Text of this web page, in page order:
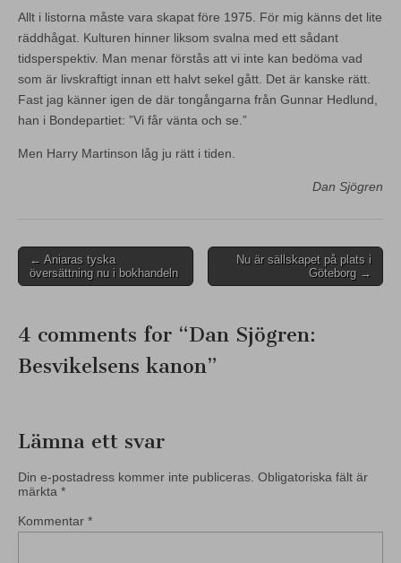
Allt i listorna måste vara skapat före 1975. För mig känns det lite
räddhågat. Kulturen hinner liksom svalna med ett sådant
tidsperspektiv. Man menar förstås att vi inte kan bedöma vad
som är livskraftigt innan ett halvt sekel gått. Det är kanske rätt.
Fast jag känner igen de där tongångarna från Gunnar Hedlund,
han i Bondepartiet: ”Vi får vänta och se.”
Men Harry Martinson låg ju rätt i tiden.
Dan Sjögren
Post
navigation
← Aniaras tyska
översättning nu i bokhandeln
Nu är sällskapet på plats i
Göteborg →
4 comments for “Dan Sjögren:
Besvikelsens kanon”
Lämna ett svar
Din e-postadress kommer inte publiceras. Obligatoriska fält är
märkta *
Kommentar *